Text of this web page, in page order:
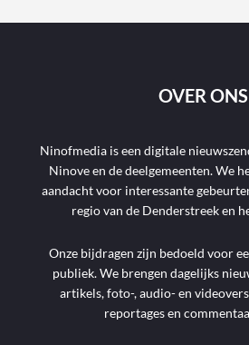
OVER ONS
Ninofmedia is een digitale
Ninove en de deelgemeenten. We
aandacht voor interessante
regio van de Denderstreek en
Onze bijdragen zijn bedoeld voor
publiek. We brengen dagelijks
artikels, foto-, audio- en
reportages en